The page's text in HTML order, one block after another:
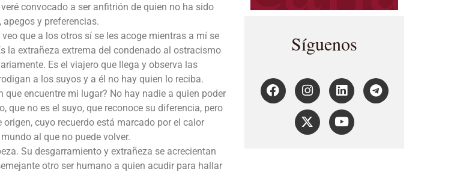
convocado a ser anfitrión de quien no ha sido
y preferencias.
que a los otros sí se les acoge mientras a mí se
la extrañeza extrema del condenado al ostracismo
Es el viajero que llega y observa las
a los suyos y a él no hay quien lo reciba.
encuentre mi lugar? No hay nadie a quien poder
que no es el suyo, que reconoce su diferencia, pero
cuyo recuerdo está marcado por el calor
al que no puede volver.
Su desgarramiento y extrañeza se acrecientan
otro ser humano a quien acudir para hallar
Síguenos